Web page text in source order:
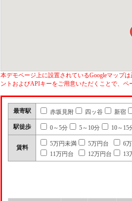
本デモページ上に設置されているGoogleマップ
ントおよびAPIキーをご用意いただくことで、ペ
最寄駅 赤坂見附 四ッ谷 新宿
駅徒歩 0～5分 5～10分 10～15
賃料
5万円未満 5万円台 6
11万円台
12万円台 13